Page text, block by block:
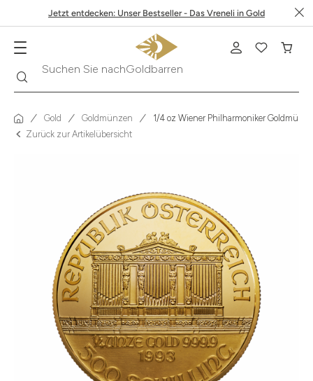
Jetzt entdecken: Unser Bestseller - Das Vreneli in Gold
Suchen Sie nach
Krügerrand
Gold Goldmünzen
1/4 oz Wiener Philharmoniker
Zurück zur Artikelübersicht